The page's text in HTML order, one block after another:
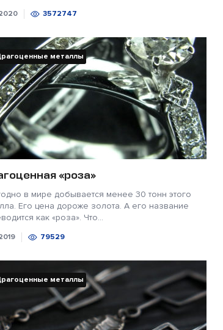
3572747
металлы
«роза»
в мире добывается менее 30 тонн этого
Его цена дороже золота. А его название
как «роза». Что...
79529
металлы